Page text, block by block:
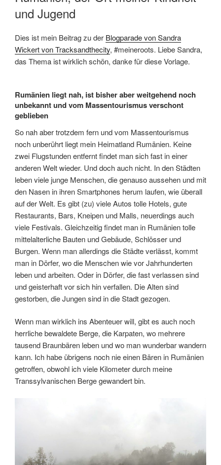
und Jugend
Dies ist mein Beitrag zu der Blogparade von Sandra
Wickert von Tracksandthecity, #meineroots. Liebe Sandra,
das Thema ist wirklich schön, danke für diese Vorlage.
Rumänien liegt nah, ist bisher aber weitgehend noch
unbekannt und vom Massentourismus verschont
geblieben
So nah aber trotzdem fern und vom Massentourismus
noch unberührt liegt mein Heimatland Rumänien. Keine
zwei Flugstunden entfernt findet man sich fast in einer
anderen Welt wieder. Und doch auch nicht. In den Städten
leben viele junge Menschen, die genauso aussehen und mit
den Nasen in ihren Smartphones herum laufen, wie überall
auf der Welt. Es gibt (zu) viele Autos tolle Hotels, gute
Restaurants, Bars, Kneipen und Malls, neuerdings auch
viele Festivals. Gleichzeitig findet man in Rumänien tolle
mittelalterliche Bauten und Gebäude, Schlösser und
Burgen. Wenn man allerdings die Städte verlässt, kommt
man in Dörfer, wo die Menschen wie vor Jahrhunderten
leben und arbeiten. Oder in Dörfer, die fast verlassen sind
und geisterhaft vor sich hin verfallen. Die Alten sind
gestorben, die Jungen sind in die Stadt gezogen.
Wenn man wirklich ins Abenteuer will, gibt es auch noch
herrliche bewaldete Berge, die Karpaten, wo mehrere
tausend Braunbären leben und wo man wunderbar wandern
kann. Ich habe übrigens noch nie einen Bären in Rumänien
getroffen, obwohl ich viele Kilometer durch meine
Transsylvanischen Berge gewandert bin.